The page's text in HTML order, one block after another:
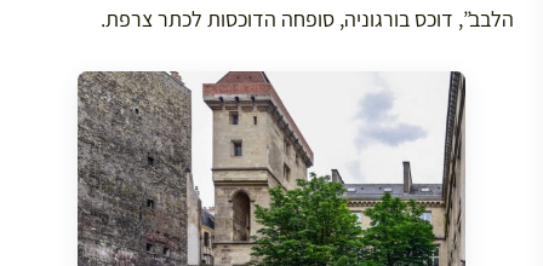
הלבב”, דוכס בורגוניה, סופחה הדוכסות לכתר צרפת.